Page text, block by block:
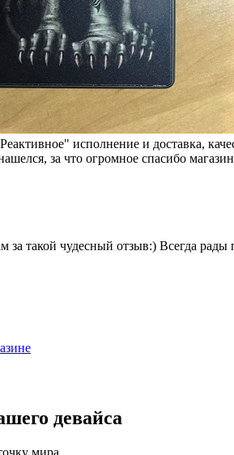
исполнение и доставка,
за что огромное спасибо
такой чудесный отзыв:) Всегда
девайса
мира